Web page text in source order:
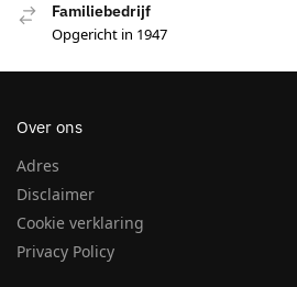
Familiebedrijf
Opgericht in 1947
Over ons
Adres
Disclaimer
Cookie verklaring
Privacy Policy